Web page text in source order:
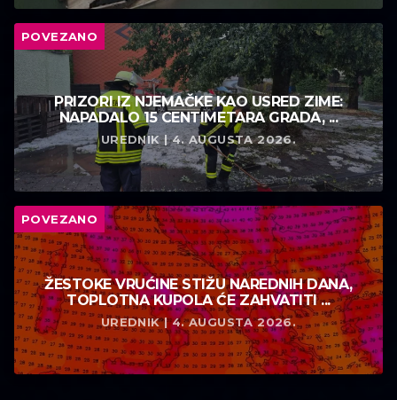
POVEZANO
PRIZORI IZ NJEMAČKE KAO USRED ZIME:
NAPADALO 15 CENTIMETARA GRADA, ...
UREDNIK | 4. AUGUSTA 2026.
POVEZANO
ŽESTOKE VRUĆINE STIŽU NAREDNIH DANA,
TOPLOTNA KUPOLA ĆE ZAHVATITI ...
UREDNIK | 4. AUGUSTA 2026.